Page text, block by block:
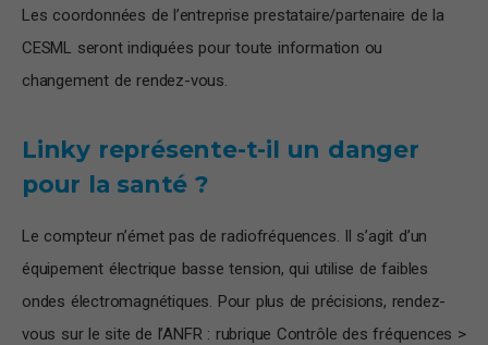
Les coordonnées de l’entreprise prestataire/partenaire de la
CESML seront indiquées pour toute information ou
changement de rendez-vous.
Linky représente-t-il un danger
pour la santé ?
Le compteur n’émet pas de radiofréquences. Il s’agit d’un
équipement électrique basse tension, qui utilise de faibles
ondes électromagnétiques. Pour plus de précisions, rendez-
vous sur le site de l’ANFR : rubrique Contrôle des fréquences >